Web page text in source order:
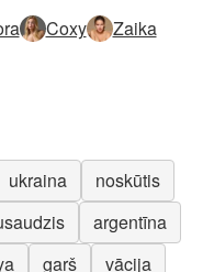
Coxy Zaika
ukraina
noskūtis
argentīna
garš
vācija